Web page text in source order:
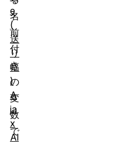
名
前
付
き
の
変
数
で
e
(
送
り
幅
)
A
ja
x
Al